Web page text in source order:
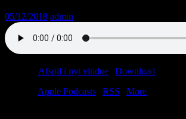
05/12/2018 admin
Afspil i nyt vindue Download
Apple Podcasts RSS
More